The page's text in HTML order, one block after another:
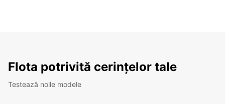
Flota potrivită cerințelor tale
Testează noile modele